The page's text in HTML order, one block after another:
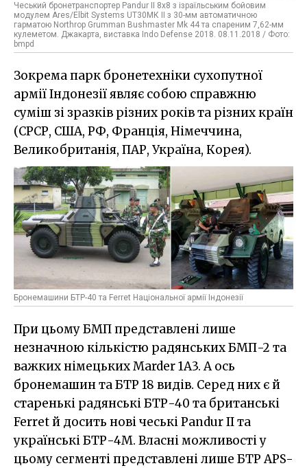
Чеський бронетранспортер Pandur II 8х8 з ізраїльським бойовим
модулем Ares/Elbit Systems UТ30MК II з 30-мм автоматичною
гарматою Northrop Grumman Bushmaster Mk 44 та спареним 7,62-мм
кулеметом. Джакарта, виставка Indo Defense 2018. 08.11.2018 / Фото:
bmpd
Зокрема парк бронетехніки сухопутної
армії Індонезії являє собою справжню
суміш зі зразків різних років та різних країн
(СРСР, США, РФ, Франція, Німеччина,
Великобританія, ПАР, Україна, Корея).
Бронемашини БТР-40 та Ferret Національної армії Індонезії
При цьому БМП представлені лише
незначною кількістю радянських БМП-2 та
важких німецьких Marder 1A3. А ось
бронемашин та БТР 18 видів. Серед них є й
старенькі радянські БТР-40 та британські
Ferret й досить нові чеські Pandur II та
українські БТР-4М. Власні можливості у
цьому сегменті представлені лише БТР APS-